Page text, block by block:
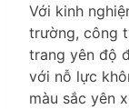
Với kinh
trường, công
trang yên độ
với nỗ lực
màu sắc yên